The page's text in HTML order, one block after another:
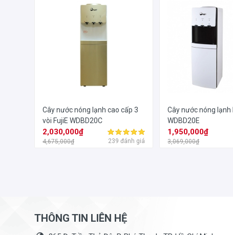
Cây nước nóng lạnh cao cấp 3
vòi FujiE WDBD20C
2,030,000₫
4,675,000₫ 239 đánh giá
Cây nước nóng lạnh
WDBD20E
1,950,000₫
3,069,000₫
THÔNG TIN LIÊN HỆ